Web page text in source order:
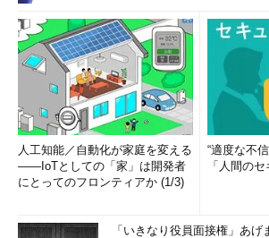
人工知能／自動化が家庭を変える
――IoTとしての「家」は開発者
にとってのフロンティアか (1/3)
“適度な不
「人間の
「いきなり役員面接権」あ